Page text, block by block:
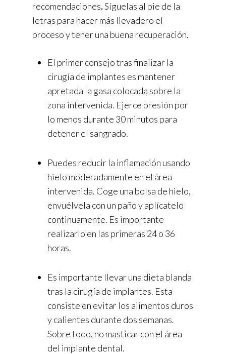
recomendaciones.Síguelas al pie de la
letras para hacer más llevadero el
proceso y tener una buena recuperación.
El primer consejo tras finalizar la
cirugía de implantes es mantener
apretada la gasa colocada sobre la
zona intervenida. Ejerce presión por
lo menos durante 30 minutos para
detener el sangrado.
Puedes reducir la inflamación usando
hielo moderadamente en el área
intervenida. Coge una bolsa de hielo,
envuélvela con un paño y aplícatelo
continuamente. Es importante
realizarlo en las primeras 24 o 36
horas.
Es importante llevar una dieta blanda
tras la cirugía de implantes. Esta
consiste en evitar los alimentos duros
y calientes durante dos semanas.
Sobre todo, no masticar con el área
del implante dental.